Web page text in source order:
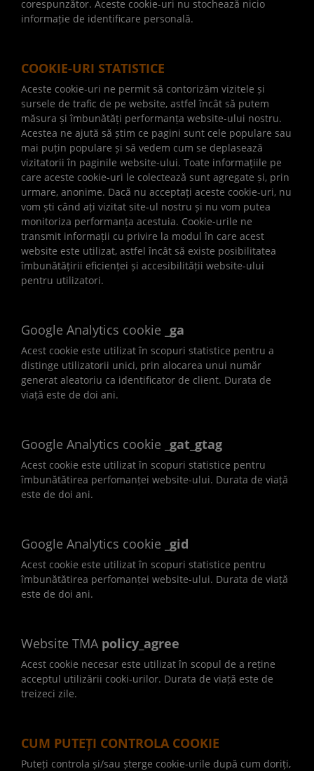
corespunzător. Aceste cookie-uri nu stochează nicio
informație de identificare personală.
COOKIE-URI STATISTICE
Aceste cookie-uri ne permit să contorizăm vizitele și
sursele de trafic de pe website, astfel încât să putem
măsura și îmbunătăți performanța website-ului nostru.
Acestea ne ajută să știm ce pagini sunt cele populare sau
mai puțin populare și să vedem cum se deplasează
vizitatorii în paginile website-ului. Toate informațiile pe
care aceste cookie-uri le colectează sunt agregate și, prin
urmare, anonime. Dacă nu acceptați aceste cookie-uri, nu
vom ști când ați vizitat site-ul nostru și nu vom putea
monitoriza performanța acestuia. Cookie-urile ne
transmit informații cu privire la modul în care acest
website este utilizat, astfel încât să existe posibilitatea
îmbunătățirii eficienței și accesibilității website-ului
pentru utilizatori.
Google Analytics cookie _ga
Acest cookie este utilizat în scopuri statistice pentru a
distinge utilizatorii unici, prin alocarea unui număr
generat aleatoriu ca identificator de client. Durata de
viață este de doi ani.
Google Analytics cookie _gat_gtag
Acest cookie este utilizat în scopuri statistice pentru
îmbunătătirea perfomanței website-ului. Durata de viață
este de doi ani.
Google Analytics cookie _gid
Acest cookie este utilizat în scopuri statistice pentru
îmbunătătirea perfomanței website-ului. Durata de viață
este de doi ani.
Website TMA policy_agree
Acest cookie necesar este utilizat în scopul de a reține
acceptul utilizării cooki-urilor. Durata de viață este de
treizeci zile.
CUM PUTEȚI CONTROLA COOKIE
Puteți controla și/sau șterge cookie-urile după cum doriți,